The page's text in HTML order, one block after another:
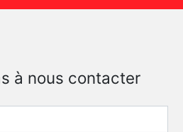
à nous contacter